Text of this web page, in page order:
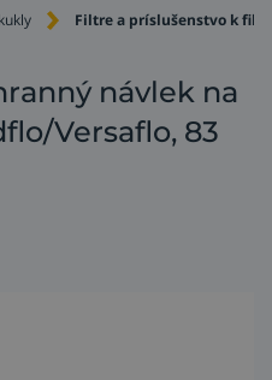
Filtre a príslušenstvo k
návlek na
Versaflo, 83